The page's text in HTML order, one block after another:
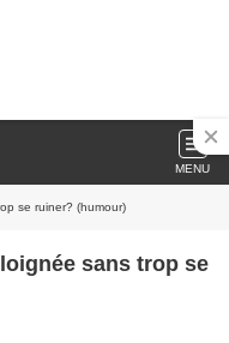
MENU
se ruiner? (humour)
sans trop se